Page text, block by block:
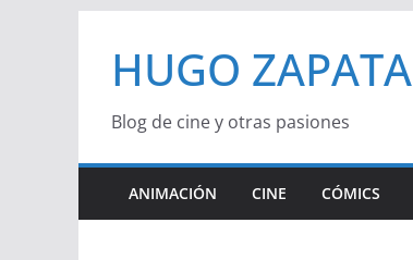
contenido
HUGO ZAPATA
Blog de cine y otras pasiones
ANIMACIÓN CINE CÓMICS